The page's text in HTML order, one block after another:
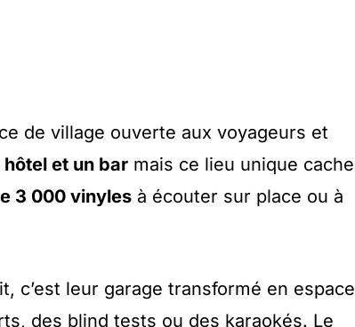
de village ouverte aux voyageurs et
hôtel et un bar mais ce lieu unique cache
3 000 vinyles à écouter sur place ou à
c’est leur garage transformé en espace
des blind tests ou des karaokés. Le